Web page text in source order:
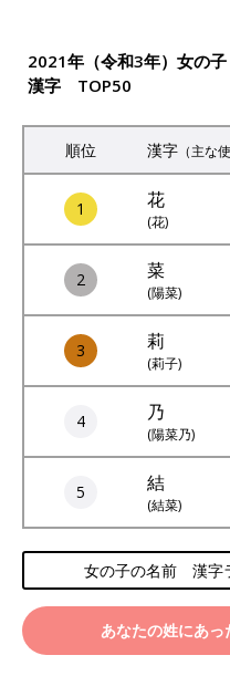
2021年（令和3年）女の
漢字 TOP50
順位 漢字 （主な
1 花
(花)
2 菜
(陽菜)
3 莉
(莉子)
4 乃
(陽菜乃)
5 結
(結菜)
女の子の名前 漢字
あなたの姓にあ